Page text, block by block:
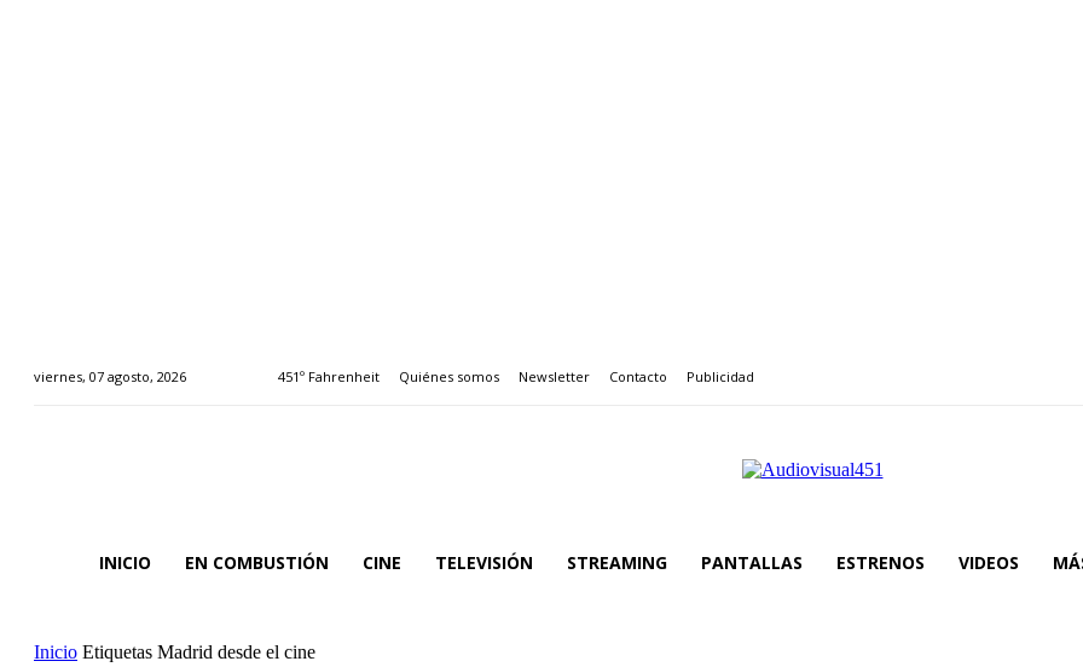
viernes, 07 agosto, 2026 451º Fahrenheit Quiénes somos Newsletter Contacto Publicidad
INICIO EN COMBUSTIÓN CINE TELEVISIÓN STREAMING PANTALLAS ESTRENOS VIDEOS
Inicio Etiquetas Madrid desde el cine